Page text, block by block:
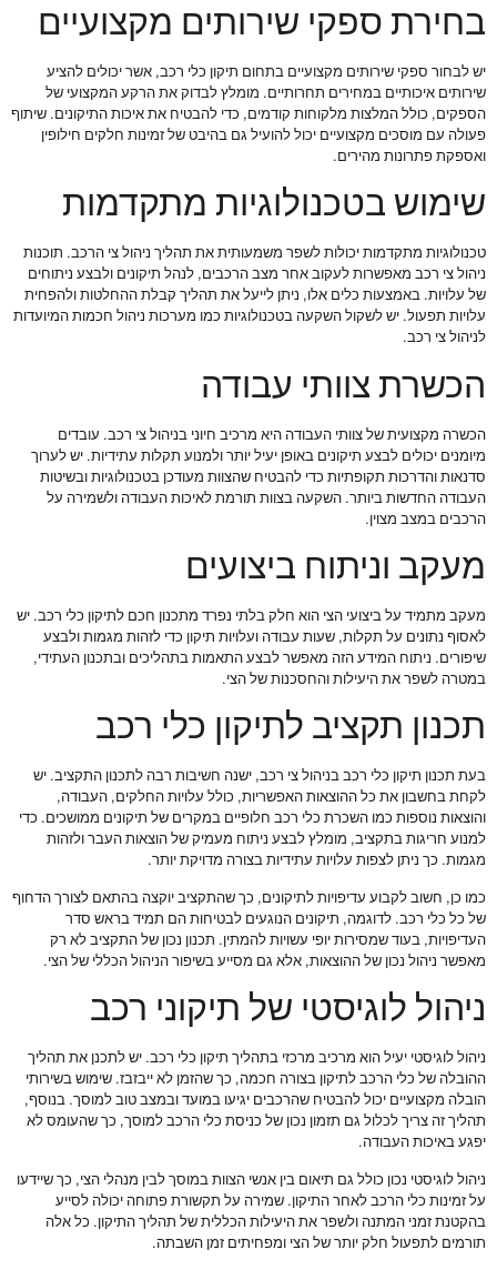
בחירת ספקי שירותים מקצועיים
יש לבחור ספקי שירותים מקצועיים בתחום תיקון כלי רכב, אשר יכולים להציע
שירותים איכותיים במחירים תחרותיים. מומלץ לבדוק את הרקע המקצועי של
הספקים, כולל המלצות מלקוחות קודמים, כדי להבטיח את איכות התיקונים. שיתוף
פעולה עם מוסכים מקצועיים יכול להועיל גם בהיבט של זמינות חלקים חילופין
ואספקת פתרונות מהירים.
שימוש בטכנולוגיות מתקדמות
טכנולוגיות מתקדמות יכולות לשפר משמעותית את תהליך ניהול צי הרכב. תוכנות
ניהול צי רכב מאפשרות לעקוב אחר מצב הרכבים, לנהל תיקונים ולבצע ניתוחים
של עלויות. באמצעות כלים אלו, ניתן לייעל את תהליך קבלת ההחלטות ולהפחית
עלויות תפעול. יש לשקול השקעה בטכנולוגיות כמו מערכות ניהול חכמות המיועדות
לניהול צי רכב.
הכשרת צוותי עבודה
הכשרה מקצועית של צוותי העבודה היא מרכיב חיוני בניהול צי רכב. עובדים
מיומנים יכולים לבצע תיקונים באופן יעיל יותר ולמנוע תקלות עתידיות. יש לערוך
סדנאות והדרכות תקופתיות כדי להבטיח שהצוות מעודכן בטכנולוגיות ובשיטות
העבודה החדשות ביותר. השקעה בצוות תורמת לאיכות העבודה ולשמירה על
הרכבים במצב מצוין.
מעקב וניתוח ביצועים
מעקב מתמיד על ביצועי הצי הוא חלק בלתי נפרד מתכנון חכם לתיקון כלי רכב. יש
לאסוף נתונים על תקלות, שעות עבודה ועלויות תיקון כדי לזהות מגמות ולבצע
שיפורים. ניתוח המידע הזה מאפשר לבצע התאמות בתהליכים ובתכנון העתידי,
במטרה לשפר את היעילות והחסכנות של הצי.
תכנון תקציב לתיקון כלי רכב
בעת תכנון תיקון כלי רכב בניהול צי רכב, ישנה חשיבות רבה לתכנון התקציב. יש
לקחת בחשבון את כל ההוצאות האפשריות, כולל עלויות החלקים, העבודה,
והוצאות נוספות כמו השכרת כלי רכב חלופיים במקרים של תיקונים ממושכים. כדי
למנוע חריגות בתקציב, מומלץ לבצע ניתוח מעמיק של הוצאות העבר ולזהות
מגמות. כך ניתן לצפות עלויות עתידיות בצורה מדויקת יותר.
כמו כן, חשוב לקבוע עדיפויות לתיקונים, כך שהתקציב יוקצה בהתאם לצורך הדחוף
של כל כלי רכב. לדוגמה, תיקונים הנוגעים לבטיחות הם תמיד בראש סדר
העדיפויות, בעוד שמסירות יופי עשויות להמתין. תכנון נכון של התקציב לא רק
מאפשר ניהול נכון של ההוצאות, אלא גם מסייע בשיפור הניהול הכללי של הצי.
ניהול לוגיסטי של תיקוני רכב
ניהול לוגיסטי יעיל הוא מרכיב מרכזי בתהליך תיקון כלי רכב. יש לתכנן את תהליך
ההובלה של כלי הרכב לתיקון בצורה חכמה, כך שהזמן לא ייבזבז. שימוש בשירותי
הובלה מקצועיים יכול להבטיח שהרכבים יגיעו במועד ובמצב טוב למוסך. בנוסף,
תהליך זה צריך לכלול גם תזמון נכון של כניסת כלי הרכב למוסך, כך שהעומס לא
יפגע באיכות העבודה.
ניהול לוגיסטי נכון כולל גם תיאום בין אנשי הצוות במוסך לבין מנהלי הצי, כך שיידעו
על זמינות כלי הרכב לאחר התיקון. שמירה על תקשורת פתוחה יכולה לסייע
בהקטנת זמני המתנה ולשפר את היעילות הכללית של תהליך התיקון. כל אלה
תורמים לתפעול חלק יותר של הצי ומפחיתים זמן השבתה.